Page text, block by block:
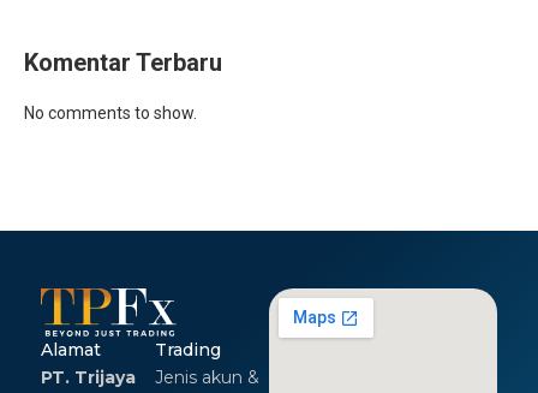
Komentar Terbaru
No comments to show.
Alamat
PT. Trijaya
Trading
Jenis akun &